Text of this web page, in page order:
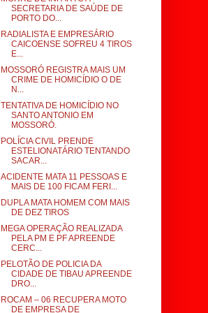
SECRETARIA DE SAÚDE DE
PORTO DO...
RADIALISTA E EMPRESÁRIO
CAICOENSE SOFREU 4 TIROS
E...
MOSSORÓ REGISTRA MAIS UM
CRIME DE HOMICÍDIO O DE
N...
TENTATIVA DE HOMICÍDIO NO
SANTO ANTONIO EM
MOSSORÓ.
POLÍCIA CIVIL PRENDE
ESTELIONATÁRIO TENTANDO
SACAR...
ACIDENTE MATA 11 PESSOAS E
MAIS DE 100 FICAM FERI...
DUPLA MATA HOMEM COM MAIS
DE DEZ TIROS
MEGA OPERAÇÃO REALIZADA
PELA PM E PF APREENDE
CERC...
PELOTÃO DE POLICIA DA
CIDADE DE TIBAU APREENDE
DRO...
ROCAM – 06 RECUPERA MOTO
DE EMPRESA DE